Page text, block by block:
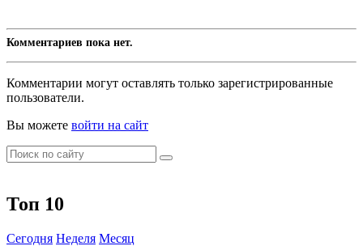
Комментариев пока нет.
Комментарии могут оставлять только зарегистрированные
пользователи.
Вы можете войти на сайт
Топ 10
Сегодня Неделя Месяц